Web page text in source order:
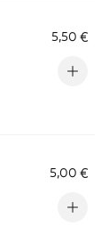
5,50 €
5,00 €